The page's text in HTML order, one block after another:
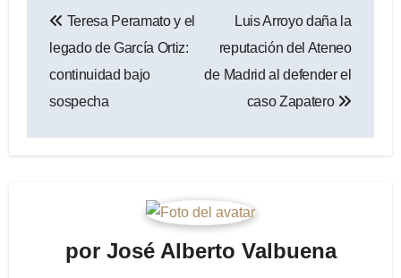
de
entradas
Teresa Peramato y el
legado de García Ortiz:
continuidad bajo
sospecha
Luis Arroyo daña la
reputación del Ateneo
de Madrid al defender el
caso Zapatero
por José Alberto Valbuena